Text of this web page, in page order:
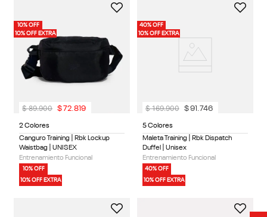
10% OFF
10% OFF EXTRA
2 Colores
Canguro Training | Rbk Lockup
Waistbag | UNISEX
Entrenamiento Funcional
10% OFF
10% OFF EXTRA
$ 89.900 $72.819
40% OFF
10% OFF EXTRA
5 Colores
Maleta Training | Rbk Dispatch
Duffel | Unisex
Entrenamiento Funcional
40% OFF
10% OFF EXTRA
$ 169.900 $91 .746